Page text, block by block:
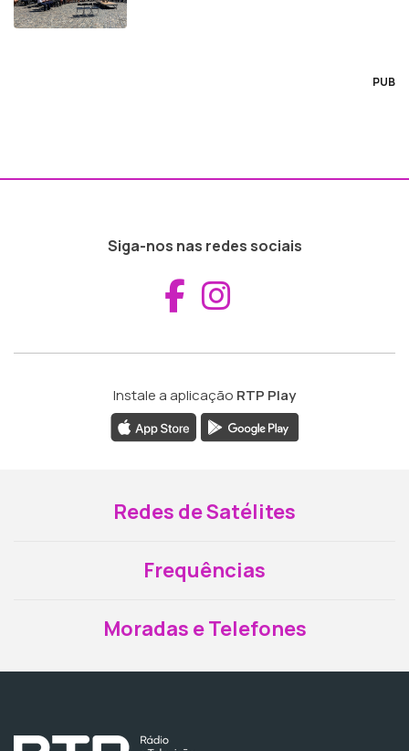
PUB
Siga-nos nas redes sociais
Aceder ao
Instale a aplicação RTP Play
Redes de Satélites
Frequências
Moradas e Telefones